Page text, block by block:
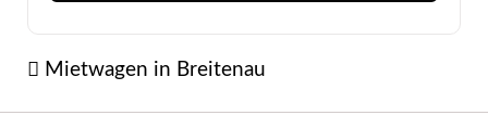
Mietwagen in Breitenau